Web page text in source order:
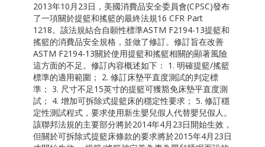
2013年10月23日，美國消費品安全委員會(CPSC)發布
了一項關於提籃和搖籃的最終法規16 CFR Part
1218。該法規結合自願性標準ASTM F2194-13提籃和
搖籃的消費品安全規格，並做了修訂。修訂旨在改善
ASTM F2194-13關於使用提籃和搖籃相關的顯著風險
這方面的不足。修訂內容概述如下： 1. 明確提籃/搖籃
標準的適用範圍； 2. 修訂床墊平直度測試的判定標
準； 3. 尺寸不足15英寸的提籃可獲豁免床墊平直度測
試； 4. 增加可拆除式提籃床的穩定性要求； 5. 修訂穩
定性測試程式，要求使用新生嬰兒假人代替嬰兒假人。
該聯邦法規的主要部分將於2014年4月23日開始生效，
但關於可拆除式提籃床條款的要求將於2015年4月23日